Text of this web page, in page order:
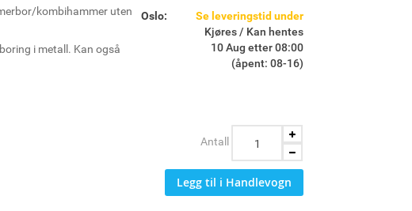
Oslo:
Se leveringstid under
Kjøres / Kan hentes
10 Aug etter 08:00
(åpent: 08-16)
kombihammer uten
i metall. Kan også
Antall
Legg til i Handlevogn